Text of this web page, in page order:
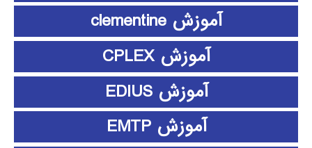
آموزش clementine
آموزش CPLEX
آموزش EDIUS
آموزش EMTP